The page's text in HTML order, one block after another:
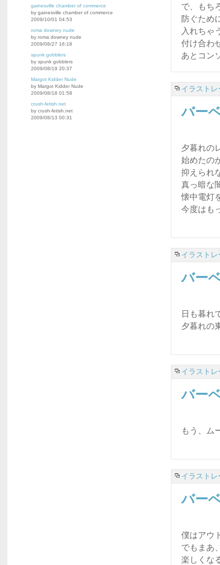
で、もち
防ぐため
入れちゃ
付け合わ
あとコン
イラスト
バー
夕暮れの
始めたの
抑えられ
真っ暗な
懐中電灯
今度はも
イラスト
バー
日も暮れ
夕暮れの
イラスト
バー
もう、ム
イラスト
バー
僕はアウ
でもまあ
楽しくな
gainesville chamber of commerce
by gainesville chamber of commerce
2009/10/01 04:53
roma downey nude
by roma downey nude
2009/08/27 16:18
spunk gobblers
by spunk gobblers
2009/08/19 20:37
Margot Kidder Nude
by Margot Kidder Nude
2009/08/18 01:58
crush-fetish.net
by crush-fetish.net
2009/08/13 00:31